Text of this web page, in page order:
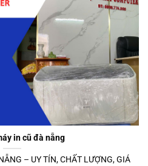
in cũ đà nẵng
– UY TÍN, CHẤT LƯỢNG, GIÁ